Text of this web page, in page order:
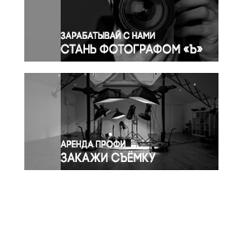
Правосудие
Происшествия и конфликты
Религия
Светская жизнь
Спорт
Экология
Экономика и бизнес